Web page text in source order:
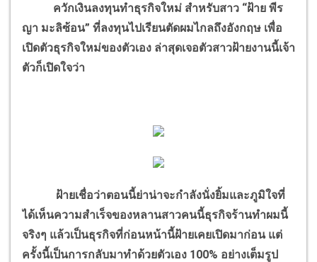
ควักเงินลงทุนทำธุรกิจใหม่ สำหรับสาว “ฝ้าย พีร
ญา มะลิซ้อน” ที่ลงทุนไปเรียนตัดผมไกลถึงอังกฤษ เพื่อ
เปิดตัวธุรกิจใหม่ของตัวเอง ล่าสุดเจอตัวสาวฝ้ายงานนี้เจ้า
ตัวก็เปิดใจว่า
ฝ้ายเชื่อว่าตอนนี้ย่าน่าจะกำลังนั่งยิ้มและภูมิใจที่
ได้เห็นความสำเร็จของหลานสาวคนนี้ธุรกิจร้านทำผมนี้
จริงๆ แล้วเป็นธุรกิจที่ก่อนหน้านี้ฝ้ายเคยเปิดมาก่อน แต่
ครั้งนี้เป็นการกลับมาทำด้วยตัวเอง 100% อย่างเต็มรูป